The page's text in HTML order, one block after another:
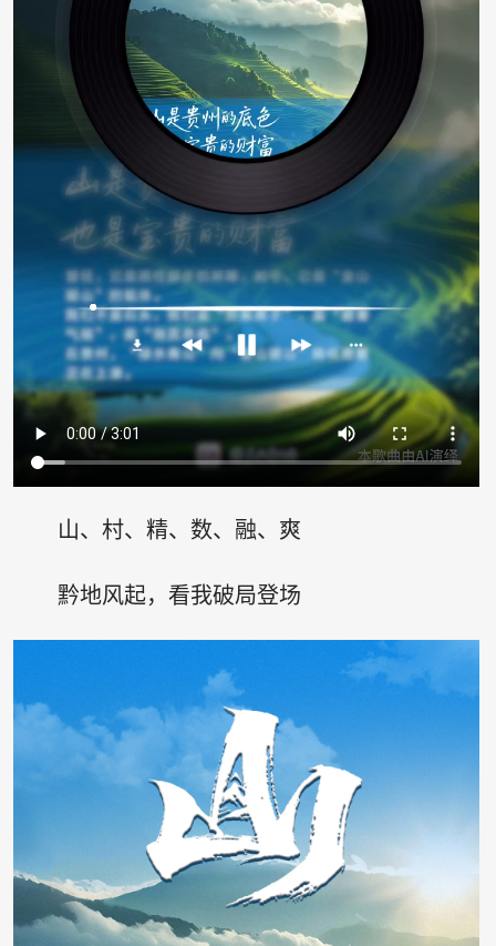
山、村、精、数、融、爽
黔地风起，看我破局登场